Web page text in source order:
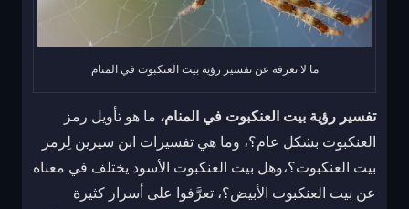
ما لا تعرفه عن تفسير رؤية بيت العنكبوت في المنام
تفسير رؤية بيت العنكبوت في المنام، ما هو تأويل رمز
العنكبوت بشكل عام؟، وما هي تفسيرات ابن سيرين لِرمز
بيت العنكبوت؟،وهل بيت العنكبوت الأسود يختلف في معناه
عن بيت العنكبوت الأبيض؟، تعرَّفوا على أسرار كثيرة